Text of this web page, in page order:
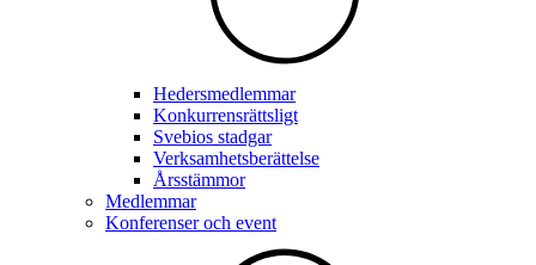
Hedersmedlemmar
Konkurrensrättsligt
Svebios stadgar
Verksamhetsberättelse
Årsstämmor
Medlemmar
Konferenser och event